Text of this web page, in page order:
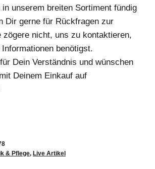
unserem breiten Sortiment fündig
Dir gerne für Rückfragen zur
zögere nicht, uns zu kontaktieren,
benötigst.
Dein Verständnis und wünschen
Deinem Einkauf auf
& Pflege, Live Artikel